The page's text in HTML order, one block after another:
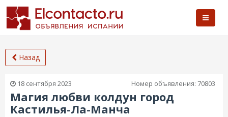
Назад
18 сентября 2023 Номер объявления: 70803
Магия любви колдун город
Кастилья-Ла-Манча